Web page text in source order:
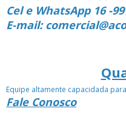
Cel e WhatsApp 16 -
E-mail:
Equipe altamente capacidada
Fale Conosco